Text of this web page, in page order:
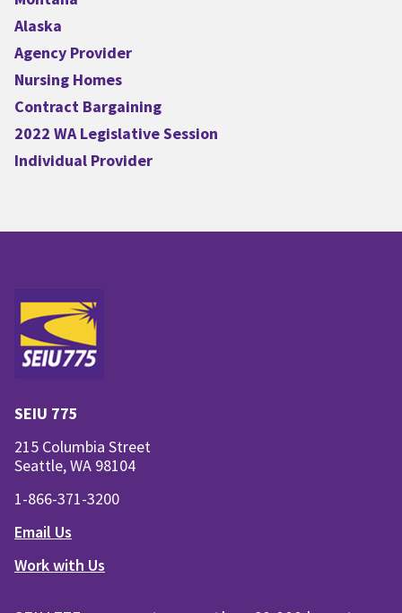
Alaska
Agency Provider
Nursing Homes
Contract Bargaining
2022 WA Legislative Session
Individual Provider
SEIU 775
215 Columbia Street
Seattle, WA 98104
1-866-371-3200
Email Us
Work with Us